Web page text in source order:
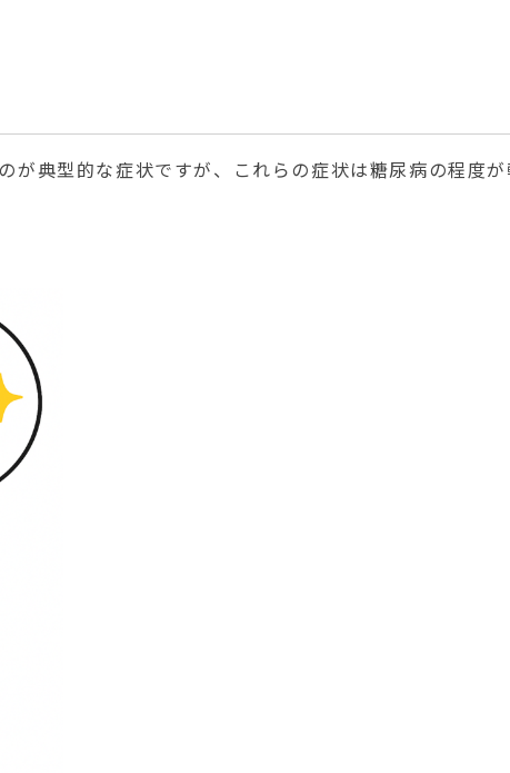
が典型的な症状ですが、これらの症状は糖尿病の程度